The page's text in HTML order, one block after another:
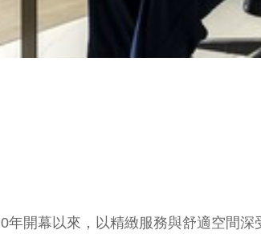
開幕以來，以精緻服務與舒適空間